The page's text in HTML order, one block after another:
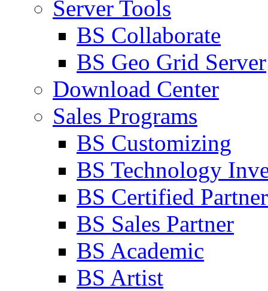
Server Tools
BS Collaborate
BS Geo Grid Server
Download Center
Sales Programs
BS Customizing
BS Technology
BS Certified Partner
BS Sales Partner
BS Academic
BS Artist